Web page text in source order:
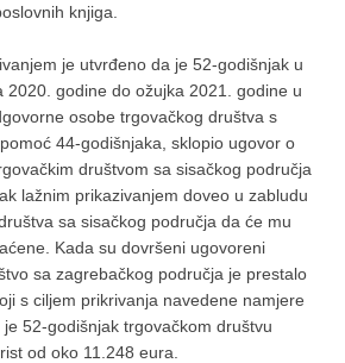
knjiga.
je utvrđeno da je 52-godišnjak u
2020. godine do ožujka 2021. godine u
osobe trgovačkog društva s
44-godišnjaka, sklopio ugovor o
društvom sa sisačkog područja
lažnim prikazivanjem doveo u zabludu
sa sisačkog područja da će mu
Kada su dovršeni ugovoreni
sa zagrebačkog područja je prestalo
s ciljem prikrivanja navedene namjere
52-godišnjak trgovačkom društvu
od oko 11.248 eura.